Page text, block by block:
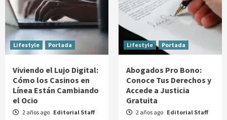
Lifestyle Portada
Viviendo el Lujo Digital:
Cómo los Casinos en
Línea Están Cambiando
el Ocio
2 años ago Editorial Staff
Lifestyle Portada
Abogados Pro Bono:
Conoce Tus Derechos y
Accede a Justicia
Gratuita
2 años ago Editorial Staff